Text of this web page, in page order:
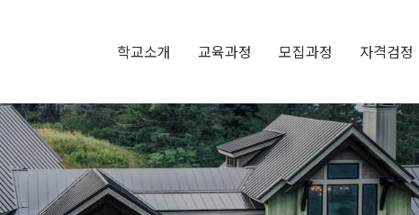
학교소개 교육과정 모집과정 자격검정